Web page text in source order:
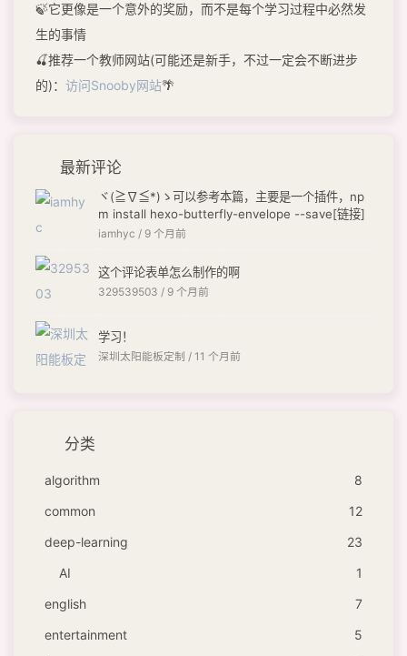
🍃它更像是一个意外的奖励，而不是每个学习过程中必然发
生的事情
🍒推荐一个教师网站(可能还是新手，不过一定会不断进步
的)： 访问Snooby网站🌴
最新评论
ヾ(≧∇≦*)ゝ可以参考本篇，主要是一个插件，np
m install hexo-butterfly-envelope --save[链接]
iamhyc / 9 个月前
这个评论表单怎么制作的啊
329539503 / 9 个月前
学习！
深圳太阳能板定制 / 11 个月前
分类
algorithm
8
common
12
deep-learning
23
AI
1
english
7
entertainment
5